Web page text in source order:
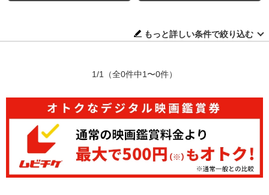
もっと詳しい条件で絞り込む
1/1 （全0件中1〜0件）